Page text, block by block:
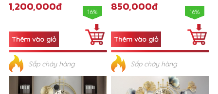
1,200,000đ 16%
Sắp cháy hàng
850,000đ 16%
Sắp cháy hàng